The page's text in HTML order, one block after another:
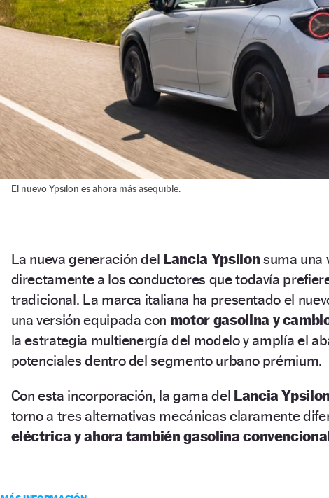
El nuevo Ypsilon es ahora más asequible.
La nueva generación del Lancia Ypsilon suma una
directamente a los conductores que todavía
tradicional. La marca italiana ha presentado el
una versión equipada con motor gasolina y
la estrategia multienergía del modelo y amplía el
potenciales dentro del segmento urbano prémium.
Con esta incorporación, la gama del Lancia Ypsilon
torno a tres alternativas mecánicas claramente
eléctrica y ahora también gasolina